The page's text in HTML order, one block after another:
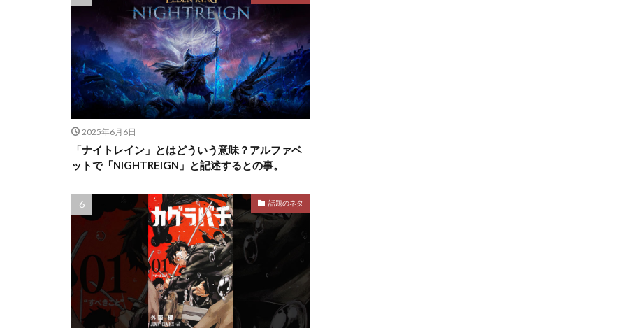
2025年6月6日
「ナイトレイン」とはどういう意味？アルファベ
ットで「NIGHTREIGN」と記述するとの事。
話題のネタ